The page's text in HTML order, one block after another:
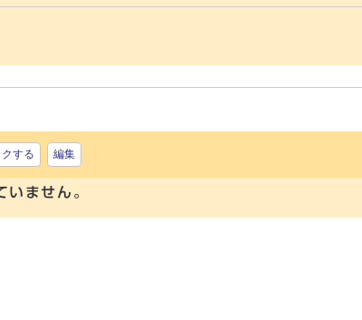
する 編集
いません。